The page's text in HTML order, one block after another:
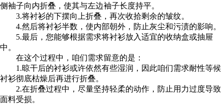
侧袖子向内折叠，使其与左边袖子长度持平。
3.将衬衫的下摆向上折叠，再次收拾剩余的皱纹。
4.然后将衬衫半数，使内部朝外，防止灰尘和污渍的影响。
5.最后，您能够根据需求将衬衫放入适宜的收纳盒或抽屉
中。
在这个过程中，咱们需求留意的是：
1.晾干后的衬衫或许依然有些湿润，因此咱们需求耐性等候
衬衫彻底枯燥后再进行折叠。
2.在折叠过程中，尽量坚持轻柔的动作，防止用力过度导致
面料受损。